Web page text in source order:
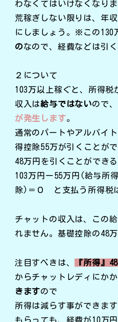
わなくてはいけなくなりま
荒稼ぎしない限りは、年
にしましょう。※この130
のなので、経費などは引
２について
103万以上稼ぐと、所得税
収入は給与ではないので、
が発生します。
通常のパートやアルバイ
得控除55万が引くことが
48万円を引くことができ
103万円ー55万円(給与所
除)＝０ と支払う所得税
チャットの収入は、この
れません。基礎控除の48
注目すべきは、 『所得』
からチャットレディにか
きますので
所得は減らす事ができま
もらっても、経費が10万円